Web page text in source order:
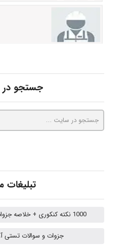
جستجو
تبلیغات
1000 نکته کنکوری + خلاصه جزوات ارشد بهداشت حرفه ای
جزوات و سوالات تستی